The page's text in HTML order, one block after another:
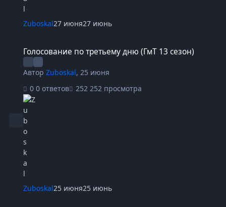
Zuboskal27 июня27 июнь
Голосование по третьему дню (ГмТ 13 сезон)
АвторZuboskal,25 июня
0 ответов
252 просмотра
Zuboskal25 июня25 июнь